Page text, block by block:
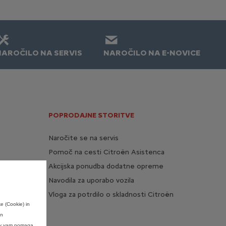
NA SERVIS
NAROČILO NA E-NOVICE
POPRODAJNE STORITVE
Naročite se na servis
Pomoč na cesti Citroën Asistenca
Akcijska ponudba dodatne opreme
Navodila za uporabo vozila
Vloga za potrdilo o skladnosti Citroën
(Cookie) in